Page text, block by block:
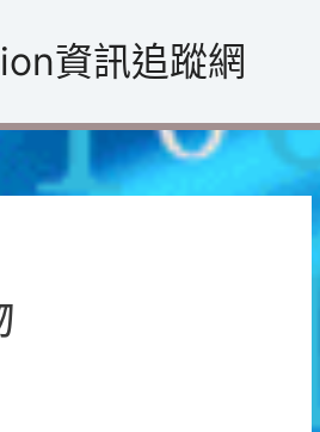
資訊追蹤網